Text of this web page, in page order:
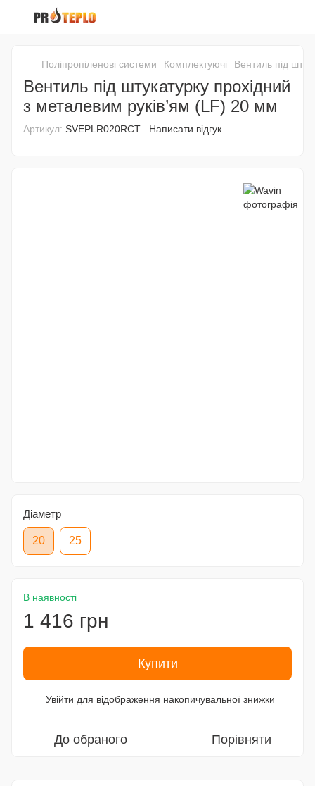
Поліпропіленові системи Комплектуючі Вентиль під
Вентиль під штукатурку прохідний
з металевим руків’ям (LF) 20 мм
Артикул: SVEPLR020RCT Написати відгук
Діаметр
20 25
В наявності
1 416 грн
Купити
Увійти для відображення накопичувальної знижки
До обраного Порівняти